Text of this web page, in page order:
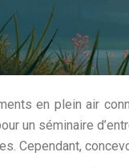
en plein air
un séminaire
Cependant,